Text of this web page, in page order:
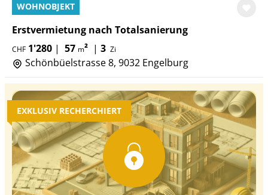
WOHNOBJEKT
Erstvermietung nach Totalsanierung
CHF 1'280 | 57 m² | 3 Zi
Schönbüelstrasse 8, 9032 Engelburg
EXKLUSIV RECHERCHIERT